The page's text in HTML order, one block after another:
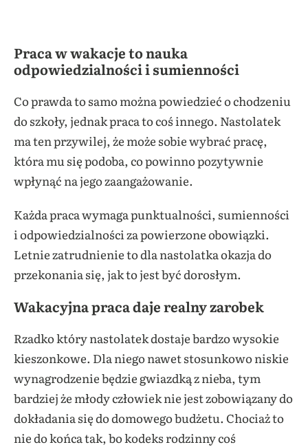
Praca w wakacje to nauka
odpowiedzialności i sumienności
Co prawda to samo można powiedzieć o chodzeniu
do szkoły, jednak praca to coś innego. Nastolatek
ma ten przywilej, że może sobie wybrać pracę,
która mu się podoba, co powinno pozytywnie
wpłynąć na jego zaangażowanie.
Każda praca wymaga punktualności, sumienności
i odpowiedzialności za powierzone obowiązki.
Letnie zatrudnienie to dla nastolatka okazja do
przekonania się, jak to jest być dorosłym.
Wakacyjna praca daje realny zarobek
Rzadko który nastolatek dostaje bardzo wysokie
kieszonkowe. Dla niego nawet stosunkowo niskie
wynagrodzenie będzie gwiazdką z nieba, tym
bardziej że młody człowiek nie jest zobowiązany do
dokładania się do domowego budżetu. Chociaż to
nie do końca tak, bo kodeks rodzinny coś